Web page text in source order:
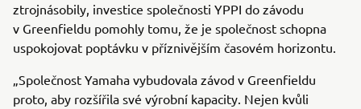
ztrojnásobily, investice společnosti YPPI do závodu
v Greenfieldu pomohly tomu, že je společnost schopna
uspokojovat poptávku v příznivějším časovém horizontu.
„Společnost Yamaha vybudovala závod v Greenfieldu
proto, aby rozšířila své výrobní kapacity. Nejen kvůli